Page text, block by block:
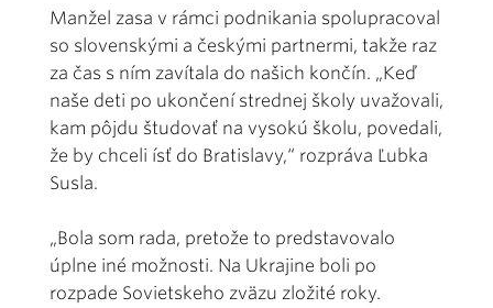
Manžel zasa v rámci podnikania spolupracoval
so slovenskými a českými partnermi, takže raz
za čas s ním zavítala do našich končín. „Keď
naše deti po ukončení strednej školy uvažovali,
kam pôjdu študovať na vysokú školu, povedali,
že by chceli ísť do Bratislavy,“ rozpráva Ľubka
Susla.
„Bola som rada, pretože to predstavovalo
úplne iné možnosti. Na Ukrajine boli po
rozpade Sovietskeho zväzu zložité roky.